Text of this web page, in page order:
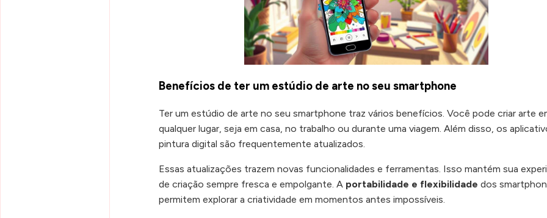
Benefícios de ter um estúdio de arte no seu smartphone
Ter um estúdio de arte no seu smartphone traz vários benefícios. Você pode criar arte
qualquer lugar, seja em casa, no trabalho ou durante uma viagem. Além disso, os
pintura digital são frequentemente atualizados.
Essas atualizações trazem novas funcionalidades e ferramentas. Isso mantém sua
de criação sempre fresca e empolgante. A portabilidade e flexibilidade dos
permitem explorar a criatividade em momentos antes impossíveis.